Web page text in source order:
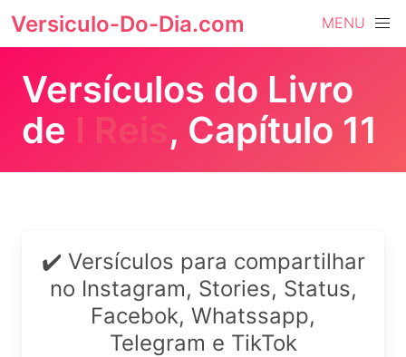
Versiculo-Do-Dia.com MENU
Versículos do Livro
de I Reis , Capítulo 11
✔️ Versículos para compartilhar
no Instagram, Stories, Status,
Facebok, Whatssapp,
Telegram e TikTok